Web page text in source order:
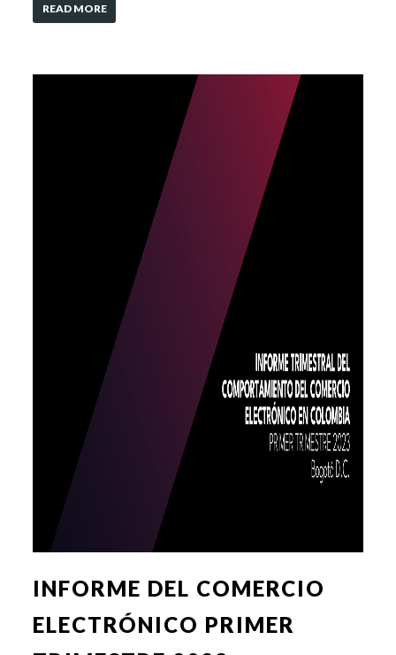
READ MORE
INFORME DEL COMERCIO
ELECTRÓNICO PRIMER